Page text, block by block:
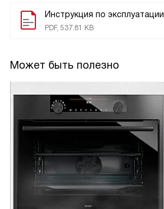
Инструкция по эксплуатации
PDF, 537.81 KB
Может быть полезно